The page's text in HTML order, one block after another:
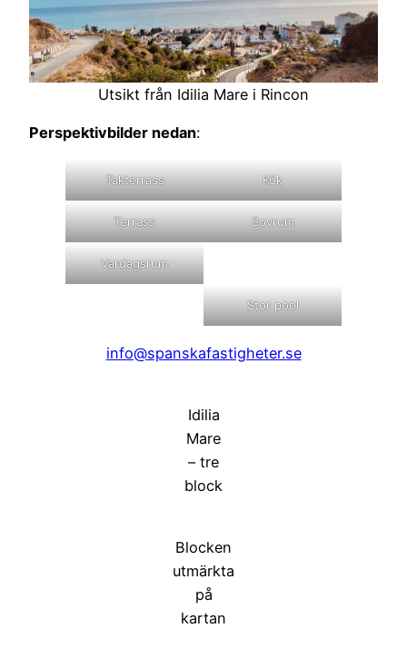
Utsikt från Idilia Mare i Rincon
Perspektivbilder nedan:
Takterrass Kök
Terrass Sovrum
Vardagsrum
Stor pool
info@spanskafastigheter.se
Idilia
Mare
– tre
block
Blocken
utmärkta
på
kartan